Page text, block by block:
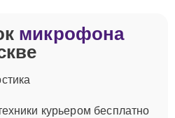
микрофона
курьером бесплатно